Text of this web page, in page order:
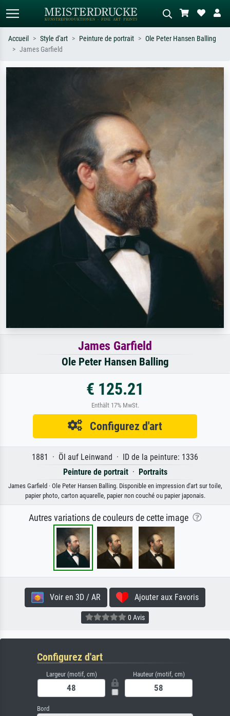
arbre.
Accueil Style d'art Peinture de portrait
Ole Peter Hansen Balling
James Garfield
James Garfield
Ole Peter Hansen Balling
€ 125.21
Enthält 17% MwSt.
Configurez d'art
1881 · Öl auf Leinwand · ID de la peinture: 1336
Peinture de portrait· Portraits
James Garfield · Ole Peter Hansen Balling. Disponible en impression d'art sur toile,
papier photo, carton aquarelle, papier non couché ou papier japonais.
Autres variations de couleurs de cette image
Voir en 3D / AR Ajouter aux Favoris
0 Avis
Configurez d'art
Largeur (motif, cm) Hauteur (motif, cm)
Bord